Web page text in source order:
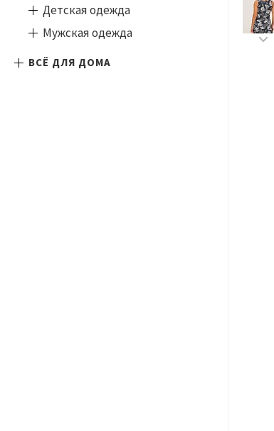
Детская одежда
Мужская одежда
ВСЁ ДЛЯ ДОМА